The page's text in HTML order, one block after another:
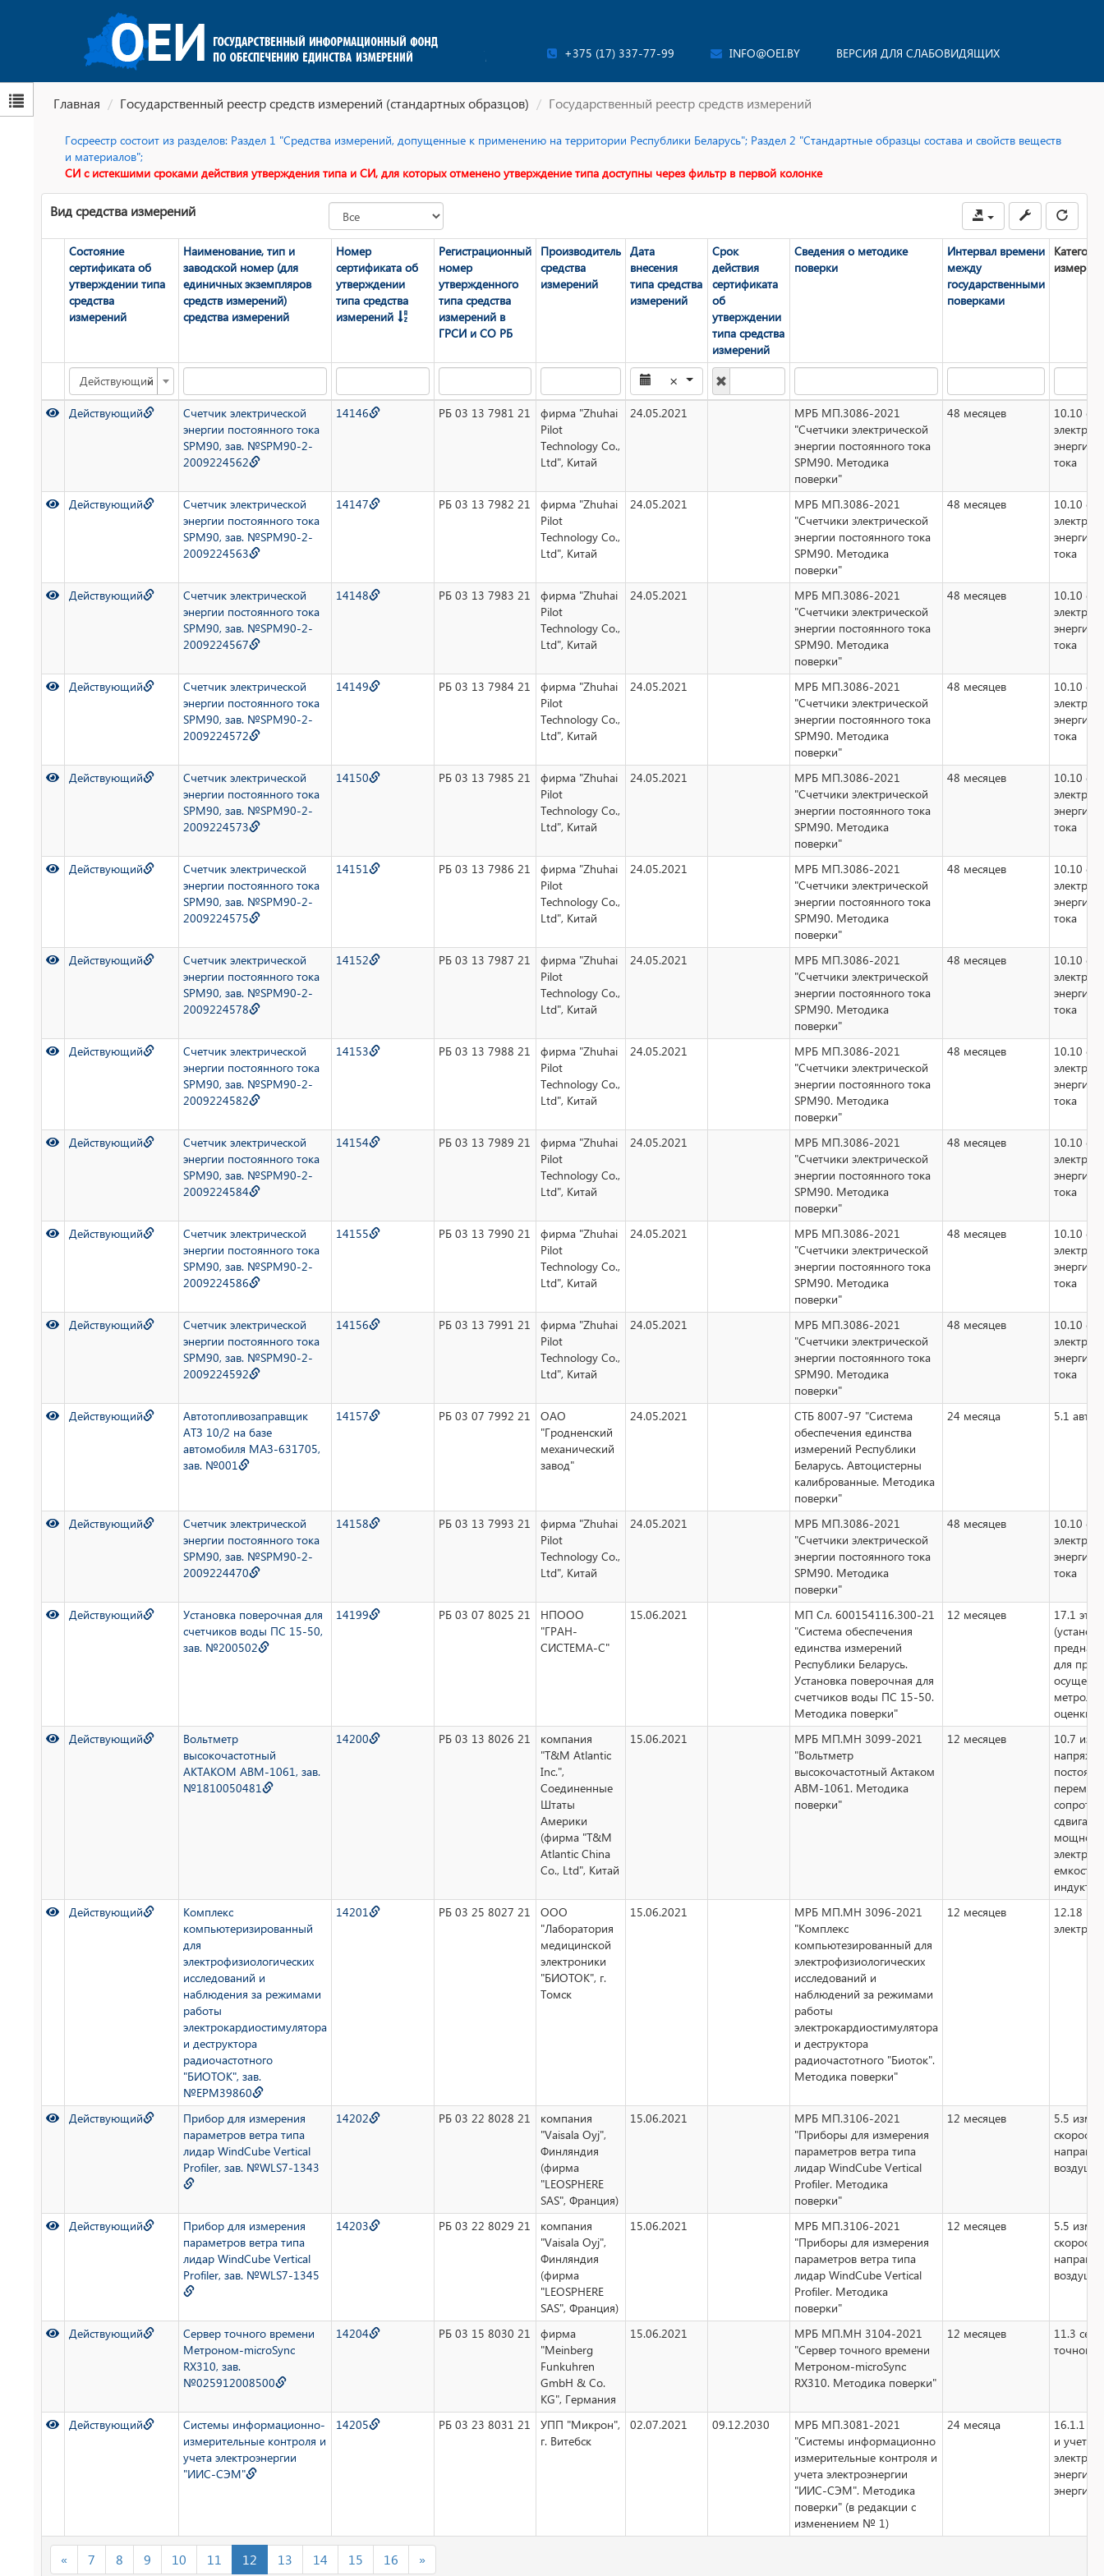
+375 (17) 337-77-99 INFO@OEI.BY ВЕРСИЯ ДЛЯ СЛАБОВИДЯЩИХ
Главная Государственный реестр средств измерений (стандартных образцов) Государственный реестр средств измерений
Госреестр состоит из разделов: Раздел 1 "Средства измерений, допущенные к применению на территории Республики Беларусь"; Раздел 2 "Стандартные образцы состава и свойств веществ
и материалов";
СИ с истекшими сроками действия утверждения типа и СИ, для которых отменено утверждение типа доступны через фильтр в первой колонке
Вид средства измерений
Состояние
сертификата об
утверждении типа
средства
измерений
Наименование, тип и
заводской номер (для
единичных экземпляров
средств измерений)
средства измерений
Номер
сертификата об
утверждении
типа средства
измерений
Регистрационный
номер
утвержденного
типа средства
измерений в
ГРСИ и СО РБ
Производитель
средства
измерений
Дата
внесения
типа средства
измерений
Срок
действия
сертификата
об
утверждении
типа средства
измерений
Сведения о методике
поверки
Интервал времени
между
государственными
поверками
×
Действующий ×
Действующий
Счетчик электрической
энергии постоянного тока
SPM90, зав. №SPM90-2-
2009224562
14146 РБ 03 13 7981 21
фирма "Zhuhai
Pilot
Technology Co.,
Ltd", Китай
24.05.2021
МРБ МП.3086-2021
"Счетчики электрической
энергии постоянного тока
SPM90. Методика
поверки"
48 месяцев
10.10
энергии
тока
Действующий
Счетчик электрической
энергии постоянного тока
SPM90, зав. №SPM90-2-
2009224563
14147 РБ 03 13 7982 21
фирма "Zhuhai
Pilot
Technology Co.,
Ltd", Китай
24.05.2021
МРБ МП.3086-2021
"Счетчики электрической
энергии постоянного тока
SPM90. Методика
поверки"
48 месяцев
10.10
энергии
тока
Действующий
Счетчик электрической
энергии постоянного тока
SPM90, зав. №SPM90-2-
2009224567
14148 РБ 03 13 7983 21
фирма "Zhuhai
Pilot
Technology Co.,
Ltd", Китай
24.05.2021
МРБ МП.3086-2021
"Счетчики электрической
энергии постоянного тока
SPM90. Методика
поверки"
48 месяцев
10.10
энергии
тока
Действующий
Счетчик электрической
энергии постоянного тока
SPM90, зав. №SPM90-2-
2009224572
14149 РБ 03 13 7984 21
фирма "Zhuhai
Pilot
Technology Co.,
Ltd", Китай
24.05.2021
МРБ МП.3086-2021
"Счетчики электрической
энергии постоянного тока
SPM90. Методика
поверки"
48 месяцев
10.10
энергии
тока
Действующий
Счетчик электрической
энергии постоянного тока
SPM90, зав. №SPM90-2-
2009224573
14150 РБ 03 13 7985 21
фирма "Zhuhai
Pilot
Technology Co.,
Ltd", Китай
24.05.2021
МРБ МП.3086-2021
"Счетчики электрической
энергии постоянного тока
SPM90. Методика
поверки"
48 месяцев
10.10
энергии
тока
Действующий
Счетчик электрической
энергии постоянного тока
SPM90, зав. №SPM90-2-
2009224575
14151 РБ 03 13 7986 21
фирма "Zhuhai
Pilot
Technology Co.,
Ltd", Китай
24.05.2021
МРБ МП.3086-2021
"Счетчики электрической
энергии постоянного тока
SPM90. Методика
поверки"
48 месяцев
10.10
энергии
тока
Действующий
Счетчик электрической
энергии постоянного тока
SPM90, зав. №SPM90-2-
2009224578
14152 РБ 03 13 7987 21
фирма "Zhuhai
Pilot
Technology Co.,
Ltd", Китай
24.05.2021
МРБ МП.3086-2021
"Счетчики электрической
энергии постоянного тока
SPM90. Методика
поверки"
48 месяцев
10.10
энергии
тока
Действующий
Счетчик электрической
энергии постоянного тока
SPM90, зав. №SPM90-2-
2009224582
14153 РБ 03 13 7988 21
фирма "Zhuhai
Pilot
Technology Co.,
Ltd", Китай
24.05.2021
МРБ МП.3086-2021
"Счетчики электрической
энергии постоянного тока
SPM90. Методика
поверки"
48 месяцев
10.10
энергии
тока
Действующий
Счетчик электрической
энергии постоянного тока
SPM90, зав. №SPM90-2-
2009224584
14154 РБ 03 13 7989 21
фирма "Zhuhai
Pilot
Technology Co.,
Ltd", Китай
24.05.2021
МРБ МП.3086-2021
"Счетчики электрической
энергии постоянного тока
SPM90. Методика
поверки"
48 месяцев
10.10
энергии
тока
Действующий
Счетчик электрической
энергии постоянного тока
SPM90, зав. №SPM90-2-
2009224586
14155 РБ 03 13 7990 21
фирма "Zhuhai
Pilot
Technology Co.,
Ltd", Китай
24.05.2021
МРБ МП.3086-2021
"Счетчики электрической
энергии постоянного тока
SPM90. Методика
поверки"
48 месяцев
10.10
энергии
тока
Действующий
Счетчик электрической
энергии постоянного тока
SPM90, зав. №SPM90-2-
2009224592
14156 РБ 03 13 7991 21
фирма "Zhuhai
Pilot
Technology Co.,
Ltd", Китай
24.05.2021
МРБ МП.3086-2021
"Счетчики электрической
энергии постоянного тока
SPM90. Методика
поверки"
48 месяцев
10.10
энергии
тока
Действующий
Автотопливозаправщик
АТЗ 10/2 на базе
автомобиля МАЗ-631705,
зав. №001
14157 РБ 03 07 7992 21
ОАО
"Гродненский
механический
завод"
24.05.2021
СТБ 8007-97 "Система
обеспечения единства
измерений Республики
Беларусь. Автоцистерны
калиброванные. Методика
поверки"
24 месяца 5.1
Действующий
Счетчик электрической
энергии постоянного тока
SPM90, зав. №SPM90-2-
2009224470
14158 РБ 03 13 7993 21
фирма "Zhuhai
Pilot
Technology Co.,
Ltd", Китай
24.05.2021
МРБ МП.3086-2021
"Счетчики электрической
энергии постоянного тока
SPM90. Методика
поверки"
48 месяцев
10.10
энергии
тока
Действующий
Установка поверочная для
счетчиков воды ПС 15-50,
зав. №200502
14199 РБ 03 07 8025 21
НПООО
"ГРАН-
СИСТЕМА-С"
15.06.2021
МП Сл. 600154116.300-21
"Система обеспечения
единства измерений
Республики Беларусь.
Установка поверочная для
счетчиков воды ПС 15-50.
Методика поверки"
12 месяцев
17.1
для
оценки
Действующий
Вольтметр
высокочастотный
АКТАКОМ АВМ-1061, зав.
№1810050481
14200 РБ 03 13 8026 21
компания
"T&M Atlantic
Inc.",
Соединенные
Штаты
Америки
(фирма "T&M
Atlantic China
Co., Ltd", Китай
15.06.2021
МРБ МП.МН 3099-2021
"Вольтметр
высокочастотный Актаком
АВМ-1061. Методика
поверки"
12 месяцев
10.7
сдвига
емкости,
Действующий
Комплекс
компьютеризированный
для
электрофизиологических
исследований и
наблюдения за режимами
работы
электрокардиостимулятора
и деструктора
радиочастотного
"БИОТОК", зав.
№EPM39860
14201 РБ 03 25 8027 21
ООО
"Лаборатория
медицинской
электроники
"БИОТОК", г.
Томск
15.06.2021
МРБ МП.МН 3096-2021
"Комплекс
компьютезированный для
электрофизиологических
исследований и
наблюдений за режимами
работы
электрокардиостимулятора
и деструктора
радиочастотного "Биоток".
Методика поверки"
12 месяцев
12.18
Действующий
Прибор для измерения
параметров ветра типа
лидар WindCube Vertical
Profiler, зав. №WLS7-1343
14202 РБ 03 22 8028 21
компания
"Vaisala Oyj",
Финляндия
(фирма
"LEOSPHERE
SAS", Франция)
15.06.2021
МРБ МП.3106-2021
"Приборы для измерения
параметров ветра типа
лидар WindCube Vertical
Profiler. Методика
поверки"
12 месяцев
5.5
Действующий
Прибор для измерения
параметров ветра типа
лидар WindCube Vertical
Profiler, зав. №WLS7-1345
14203 РБ 03 22 8029 21
компания
"Vaisala Oyj",
Финляндия
(фирма
"LEOSPHERE
SAS", Франция)
15.06.2021
МРБ МП.3106-2021
"Приборы для измерения
параметров ветра типа
лидар WindCube Vertical
Profiler. Методика
поверки"
12 месяцев
5.5
Действующий
Сервер точного времени
Метроном-microSync
RX310, зав.
№025912008500
14204 РБ 03 15 8030 21
фирма
"Meinberg
Funkuhren
GmbH & Co.
KG", Германия
15.06.2021
МРБ МП.МН 3104-2021
"Сервер точного времени
Метроном-microSync
RX310. Методика поверки"
12 месяцев
11.3
точного
Действующий
Системы информационно-
измерительные контроля и
учета электроэнергии
"ИИС-СЭМ"
14205 РБ 03 23 8031 21
УПП "Микрон",
г. Витебск
02.07.2021 09.12.2030
МРБ МП.3081-2021
"Системы информационно
измерительные контроля и
учета электроэнергии
"ИИС-СЭМ". Методика
поверки" (в редакции с
изменением № 1)
24 месяца
16.1.1
и учета
энергии,
энергии,
« 7 8 9 10 11 12 13 14 15 16
»